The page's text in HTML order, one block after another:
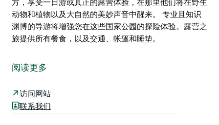
动物和植物以及大自然的美妙声音中醒来。 专业且知识
渊博的导游将增强您在这些国家公园的探险体验。露营之
旅提供所有餐食，以及交通、帐篷和睡垫。
威尔士州的远南海岸是此次旅行的重点，特别是该州的国
家公园。
此次旅行让参与者被吸引到一个风景优美的地方，享受一
日游或真正的露营体验，在那里他们将在野生动物和植物
以及大自然的美妙声音中醒来。
阅读更多
访问网站
联系我们